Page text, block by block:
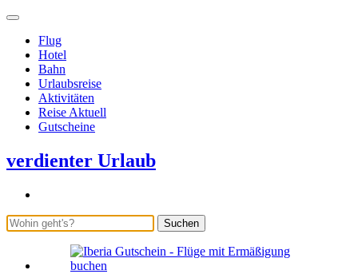
Flug
Hotel
Bahn
Urlaubsreise
Aktivitäten
Reise Aktuell
Gutscheine
verdienter Urlaub
Suchen